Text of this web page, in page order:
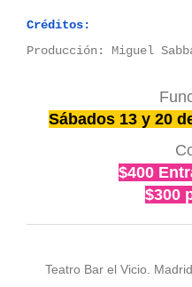
Créditos:
Producción: Miguel
Sábados 13 y 20
$400
$300
Teatro Bar el Vicio.